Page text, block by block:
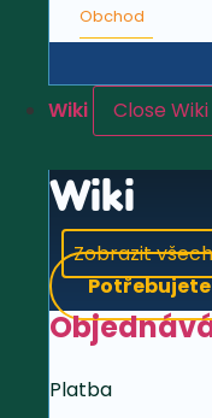
Obchod
Wiki Close Wiki
Wiki
Zobrazit
Platba